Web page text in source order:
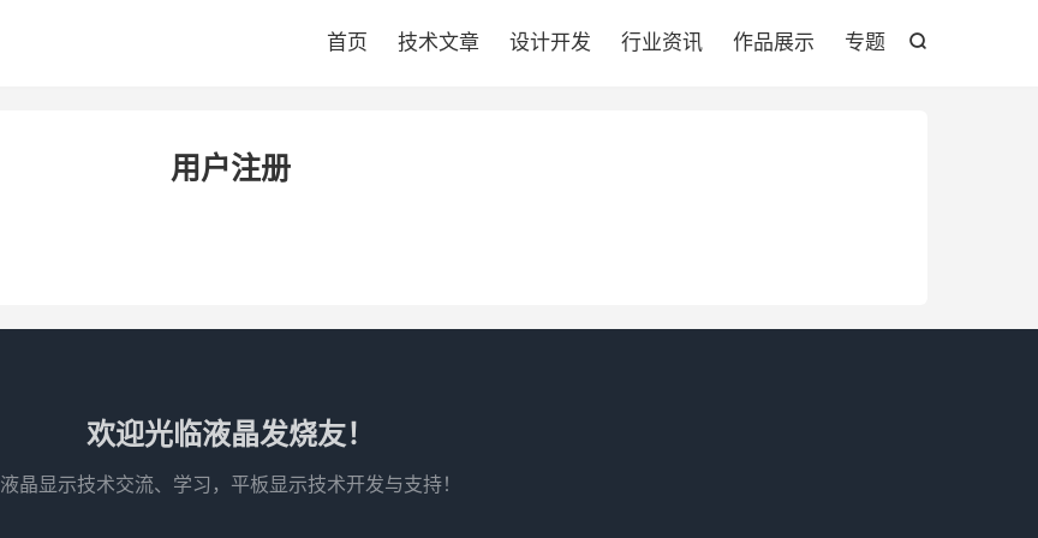

首页 技术文章 设计开发 行业资讯 作品展示 专题
用户注册
欢迎光临液晶发烧友！
液晶显示技术交流、学习，平板显示技术开发与支持！